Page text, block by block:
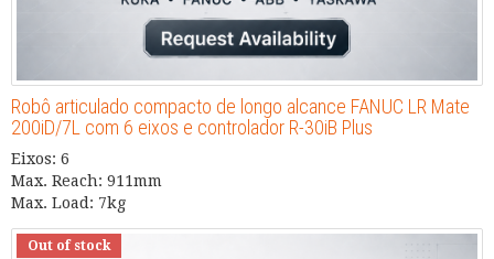
Robô articulado compacto de longo alcance FANUC LR Mate
200iD/7L com 6 eixos e controlador R-30iB Plus
Eixos: 6
Max. Reach: 911mm
Max. Load: 7kg
Out of stock